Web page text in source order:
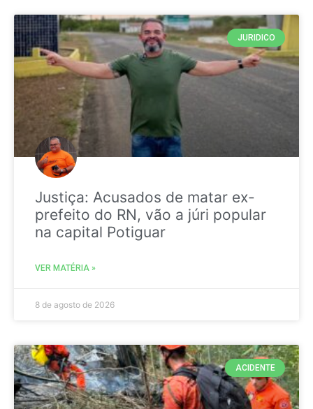
JURIDICO
Justiça: Acusados de matar ex-
prefeito do RN, vão a júri popular
na capital Potiguar
VER MATÉRIA »
8 de agosto de 2026
ACIDENTE